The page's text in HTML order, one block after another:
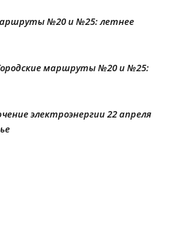
№20 и №25: летнее
маршруты №20 и №25:
электроэнергии 22 апреля